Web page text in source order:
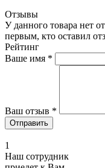
Отзывы
У данного товара нет
первым, кто оставил
Рейтинг
Ваше имя *
Ваш отзыв *
1
Наш сотрудник